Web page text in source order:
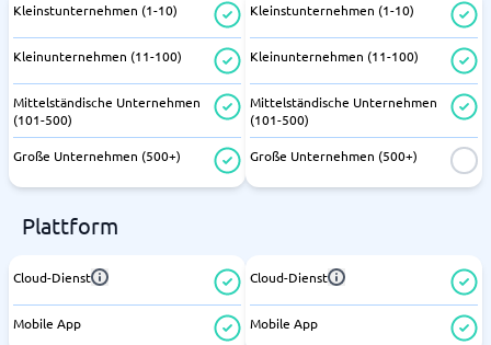
Kleinstunternehmen (1-10)
Kleinunternehmen (11-100)
Mittelständische Unternehmen
(101-500)
Große Unternehmen (500+)
Kleinstunternehmen (1-10)
Kleinunternehmen (11-100)
Mittelständische Unternehmen
(101-500)
Große Unternehmen (500+)
Plattform
Cloud-Dienst
Mobile App
Cloud-Dienst
Mobile App